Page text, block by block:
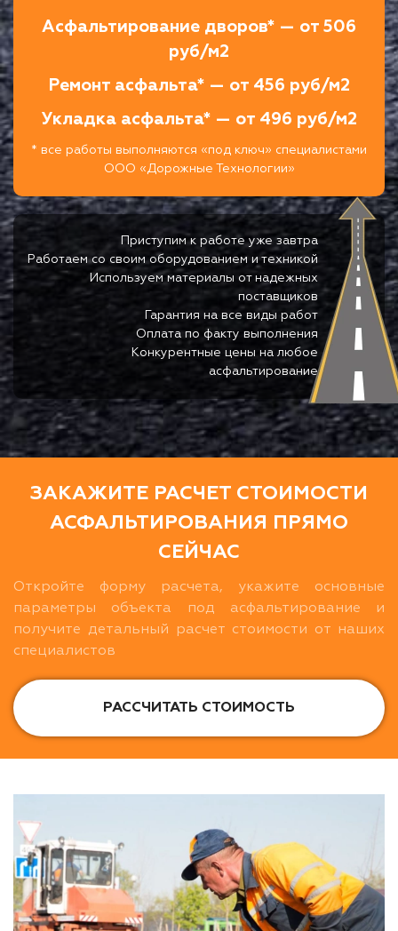
Асфальтирование дворов* — от 506
руб/м2
Ремонт асфальта* — от 456 руб/м2
Укладка асфальта* — от 496 руб/м2
* все работы выполняются «под ключ» специалистами
ООО «Дорожные Технологии»
Приступим к работе уже завтра
Работаем со своим оборудованием и техникой
Используем материалы от надежных
поставщиков
Гарантия на все виды работ
Оплата по факту выполнения
Конкурентные цены на любое
асфальтирование
ЗАКАЖИТЕ РАСЧЕТ СТОИМОСТИ
АСФАЛЬТИРОВАНИЯ ПРЯМО
СЕЙЧАС
Откройте форму расчета, укажите основные
параметры объекта под асфальтирование и
получите детальный расчет стоимости от наших
специалистов
РАССЧИТАТЬ СТОИМОСТЬ